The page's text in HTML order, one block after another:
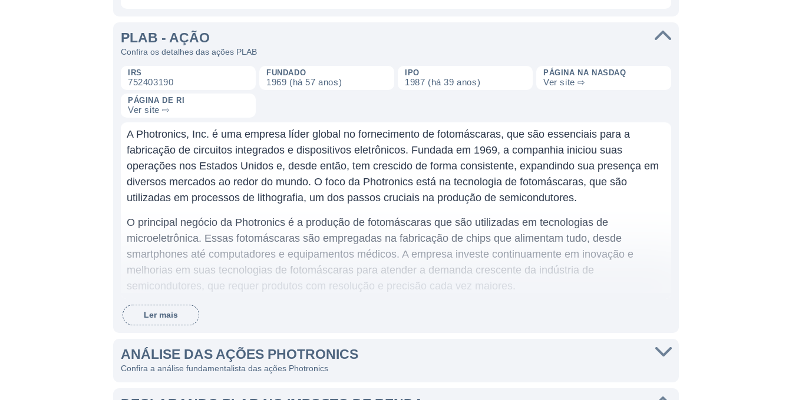
PLAB - AÇÃO
Confira os detalhes das ações PLAB
IRS
752403190
FUNDADO
1969 (há 57 anos)
IPO
1987 (há 39 anos)
PÁGINA NA NASDAQ
Ver site ⇨
PÁGINA DE RI
Ver site ⇨
A Photronics, Inc. é uma empresa líder global no fornecimento de fotomáscaras, que são essenciais para a
fabricação de circuitos integrados e dispositivos eletrônicos. Fundada em 1969, a companhia iniciou suas
operações nos Estados Unidos e, desde então, tem crescido de forma consistente, expandindo sua presença em
diversos mercados ao redor do mundo. O foco da Photronics está na tecnologia de fotomáscaras, que são
utilizadas em processos de lithografia, um dos passos cruciais na produção de semicondutores.
O principal negócio da Photronics é a produção de fotomáscaras que são utilizadas em tecnologias de
microeletrônica. Essas fotomáscaras são empregadas na fabricação de chips que alimentam tudo, desde
smartphones até computadores e equipamentos médicos. A empresa investe continuamente em inovação e
melhorias em suas tecnologias de fotomáscaras para atender a demanda crescente da indústria de
semicondutores, que requer produtos com resolução e precisão cada vez maiores.
ATUAÇÃO DA PHOTRONICS
A Photronics opera em nível global, atendendo a clientes em vários países e regiões. Suas instalações de
fabricação estão localizadas em diversas partes do mundo, incluindo os Estados Unidos, Europa e Ásia,
permitindo que a empresa ofereça seus produtos para mercados cada vez mais diversificados. Essa ampla
Ler mais
ANÁLISE DAS AÇÕES PHOTRONICS
Confira a análise fundamentalista das ações Photronics